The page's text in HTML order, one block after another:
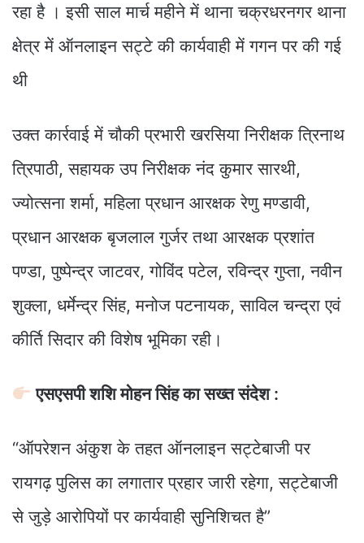
रहा है । इसी साल मार्च महीने में थाना चक्रधरनगर थाना
क्षेत्र में ऑनलाइन सट्टे की कार्यवाही में गगन पर की गई
थी
उक्त कार्रवाई में चौकी प्रभारी खरसिया निरीक्षक त्रिनाथ
त्रिपाठी, सहायक उप निरीक्षक नंद कुमार सारथी,
ज्योत्सना शर्मा, महिला प्रधान आरक्षक रेणु मण्डावी,
प्रधान आरक्षक बृजलाल गुर्जर तथा आरक्षक प्रशांत
पण्डा, पुष्पेन्द्र जाटवर, गोविंद पटेल, रविन्द्र गुप्ता, नवीन
शुक्ला, धर्मेन्द्र सिंह, मनोज पटनायक, साविल चन्द्रा एवं
कीर्ति सिदार की विशेष भूमिका रही।
एसएसपी शशि मोहन सिंह का सख्त संदेश :
“ऑपरेशन अंकुश के तहत ऑनलाइन सट्टेबाजी पर
रायगढ़ पुलिस का लगातार प्रहार जारी रहेगा, सट्टेबाजी
से जुड़े आरोपियों पर कार्यवाही सुनिशिचत है”